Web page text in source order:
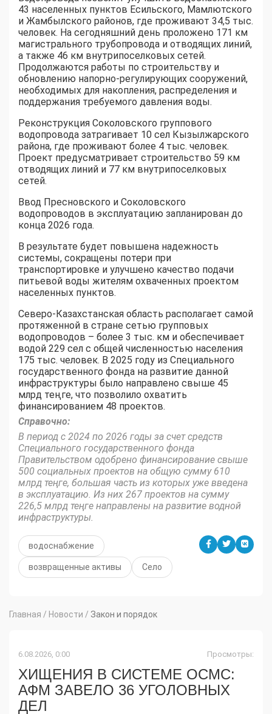
43 населенных пунктов Есильского, Мамлютского
и Жамбылского районов, где проживают 34,5 тыс.
человек. На сегодняшний день проложено 171 км
магистрального трубопровода и отводящих линий,
а также 46 км внутрипоселковых сетей.
Продолжаются работы по строительству и
обновлению напорно-регулирующих сооружений,
необходимых для накопления, распределения и
поддержания требуемого давления воды.
Реконструкция Соколовского группового
водопровода затрагивает 10 сел Кызылжарского
района, где проживают более 4 тыс. человек.
Проект предусматривает строительство 59 км
отводящих линий и 77 км внутрипоселковых
сетей.
Ввод Пресновского и Соколовского
водопроводов в эксплуатацию запланирован до
конца 2026 года.
В результате будет повышена надежность
системы, сокращены потери при
транспортировке и улучшено качество подачи
питьевой воды жителям охваченных проектом
населенных пунктов.
Северо-Казахстанская область располагает самой
протяженной в стране сетью групповых
водопроводов – более 3 тыс. км и обеспечивает
водой 229 сел с общей численностью населения
175 тыс. человек. В 2025 году из Специального
государственного фонда на развитие данной
инфраструктуры было направлено свыше 45
млрд теңге, что позволило охватить
финансированием 48 проектов.
Справочно:
В период с 2024 по 2026 годы за счет средств
Специального государственного фонда
Правительством одобрено финансирование свыше
500 социальных проектов на общую сумму 610
млрд теңге, большая часть из которых уже введена
в эксплуатацию. Из них 267 проектов на сумму
226,5 млрд теңге направлены на развитие водной
инфраструктуры.
водоснабжение
возвращенные активы Село
Главная / Новости / Закон и порядок
6.08.2026, 0:00 Просмотры:
ХИЩЕНИЯ В СИСТЕМЕ ОСМС:
АФМ ЗАВЕЛО 36 УГОЛОВНЫХ
ДЕЛ